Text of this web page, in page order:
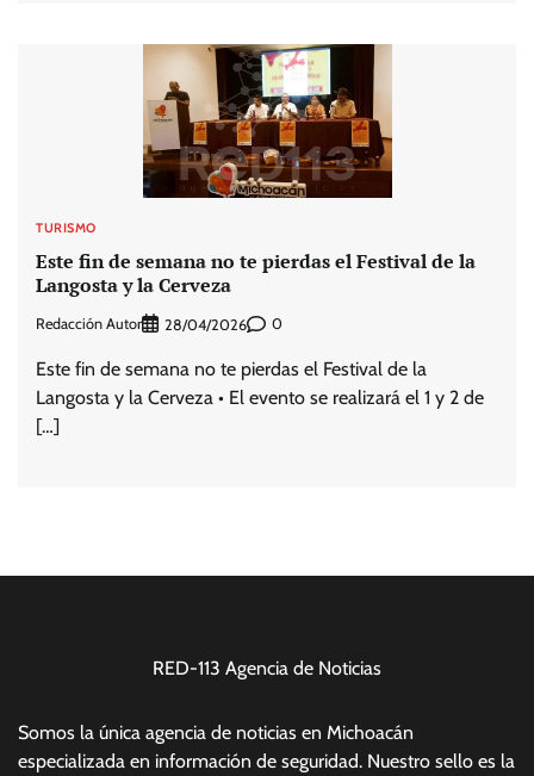
TURISMO
Este fin de semana no te pierdas el Festival de la
Langosta y la Cerveza
Redacción Autor 28/04/2026 0
Este fin de semana no te pierdas el Festival de la
Langosta y la Cerveza • El evento se realizará el 1 y 2 de
[…]
RED-113 Agencia de Noticias
Somos la única agencia de noticias en Michoacán
especializada en información de seguridad. Nuestro sello es la